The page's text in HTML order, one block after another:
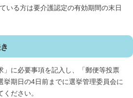
いる方は要介護認定の有効期間の末日
」に必要事項を記入し、「郵便等投票
挙期日の4日前までに選挙管理委員会に
ださい。